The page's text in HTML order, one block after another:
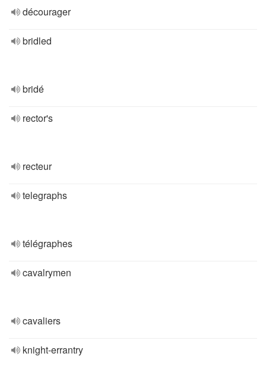
décourager
bridled
bridé
rector's
recteur
telegraphs
télégraphes
cavalrymen
cavaliers
knight-errantry